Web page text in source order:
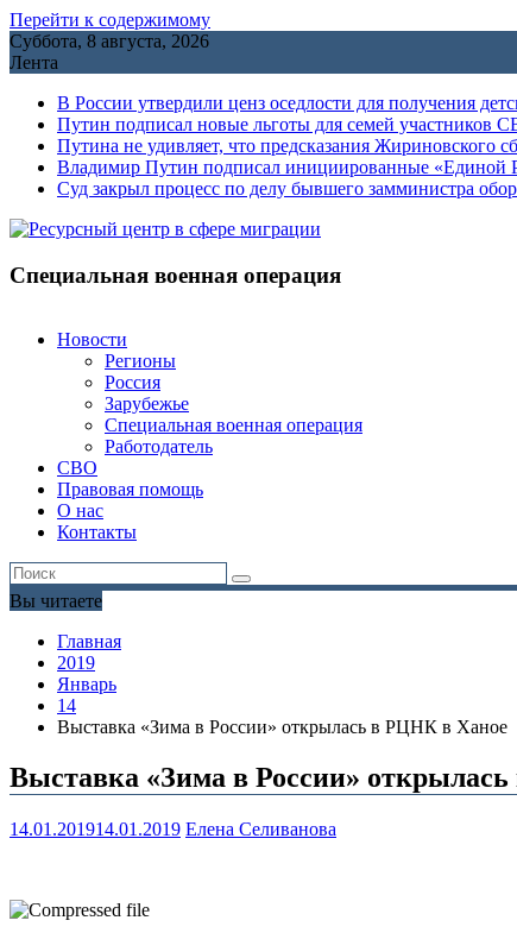
Перейти к содержимому
Суббота, 8 августа, 2026
Лента
В России утвердили ценз оседлости для получения
Путин подписал новые льготы для семей участников
Путина не удивляет, что предсказания Жириновского
Владимир Путин подписал инициированные «Единой
Cуд закрыл процесс по делу бывшего замминистра
Специальная военная операция
Новости
Регионы
Россия
Зарубежье
Специальная военная операция
Работодатель
СВО
Правовая помощь
О нас
Контакты
Вы читаете
Главная
2019
Январь
14
Выставка «Зима в России» открылась в РЦНК в Ханое
Выставка «Зима в России»
14.01.201914.01.2019 Елена Селиванова